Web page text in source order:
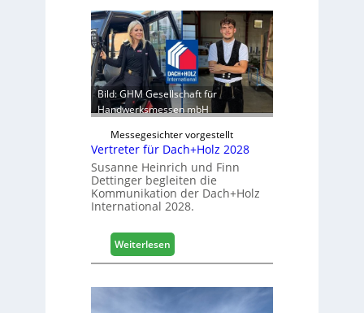
i
k
b
e
r
e
i
c
h
g
e
r
S
t
a
b
i
l
e
s
G
e
s
c
h
f
Bild: GHM Gesellschaft für
Handwerksmessen mbH
Messegesichter vorgestellt
Vertreter für Dach+Holz 2028
Susanne Heinrich und Finn
Dettinger begleiten die
Kommunikation der Dach+Holz
International 2028.
Weiterlesen:
V
r